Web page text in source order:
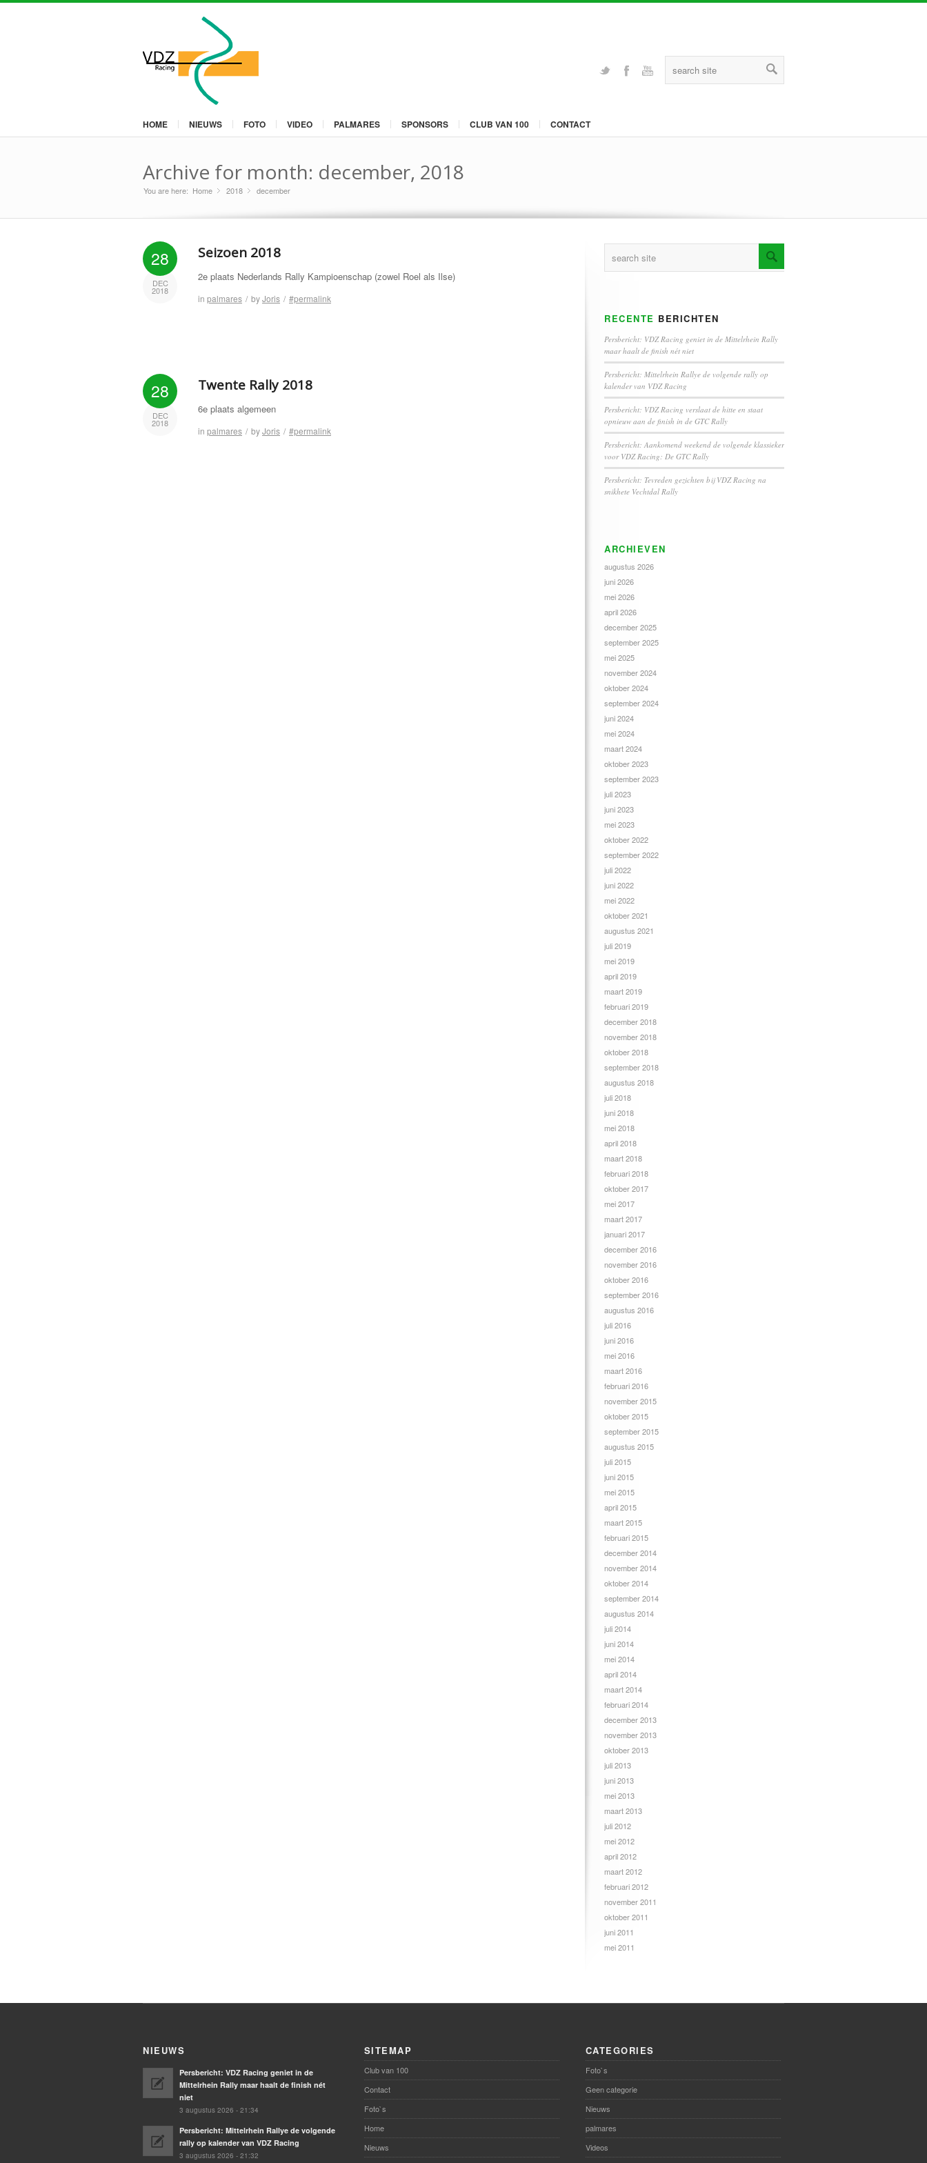
HOME NIEUWS FOTO VIDEO PALMARES SPONSORS CLUB VAN 100 CONTACT
TwitterFacebookYoutube
Archive for month: december, 2018
You are here: Home »
2018 »
december
28
DEC
2018
Seizoen 2018
2e plaats Nederlands Rally Kampioenschap (zowel Roel als Ilse)
in palmares / byJoris / #permalink
28
DEC
2018
Twente Rally 2018
6e plaats algemeen
in palmares / byJoris / #permalink
RECENTE BERICHTEN
Persbericht: VDZ Racing geniet in de Mittelrhein Rally
maar haalt de finish nét niet
Persbericht: Mittelrhein Rallye de volgende rally op
kalender van VDZ Racing
Persbericht: VDZ Racing verslaat de hitte en staat
opnieuw aan de finish in de GTC Rally
Persbericht: Aankomend weekend de volgende klassieker
voor VDZ Racing: De GTC Rally
Persbericht: Tevreden gezichten bij VDZ Racing na
snikhete Vechtdal Rally
ARCHIEVEN
augustus 2026
juni 2026
mei 2026
april 2026
december 2025
september 2025
mei 2025
november 2024
oktober 2024
september 2024
juni 2024
mei 2024
maart 2024
oktober 2023
september 2023
juli 2023
juni 2023
mei 2023
oktober 2022
september 2022
juli 2022
juni 2022
mei 2022
oktober 2021
augustus 2021
juli 2019
mei 2019
april 2019
maart 2019
februari 2019
december 2018
november 2018
oktober 2018
september 2018
augustus 2018
juli 2018
juni 2018
mei 2018
april 2018
maart 2018
februari 2018
oktober 2017
mei 2017
maart 2017
januari 2017
december 2016
november 2016
oktober 2016
september 2016
augustus 2016
juli 2016
juni 2016
mei 2016
maart 2016
februari 2016
november 2015
oktober 2015
september 2015
augustus 2015
juli 2015
juni 2015
mei 2015
april 2015
maart 2015
februari 2015
december 2014
november 2014
oktober 2014
september 2014
augustus 2014
juli 2014
juni 2014
mei 2014
april 2014
maart 2014
februari 2014
december 2013
november 2013
oktober 2013
juli 2013
juni 2013
mei 2013
maart 2013
juli 2012
mei 2012
april 2012
maart 2012
februari 2012
november 2011
oktober 2011
juni 2011
mei 2011
NIEUWS
Persbericht: VDZ Racing geniet in de
Mittelrhein Rally maar haalt de finish nét
niet
3 augustus 2026 - 21:34
Persbericht: Mittelrhein Rallye de volgende
rally op kalender van VDZ Racing
3 augustus 2026 - 21:32
SITEMAP
Club van 100
Contact
Foto`s
Home
Nieuws
CATEGORIES
Foto`s
Geen categorie
Nieuws
palmares
Videos